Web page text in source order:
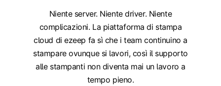
Niente server. Niente driver. Niente
complicazioni. La piattaforma di stampa
cloud di ezeep fa sì che i team continuino a
stampare ovunque si lavori, così il supporto
alle stampanti non diventa mai un lavoro a
tempo pieno.